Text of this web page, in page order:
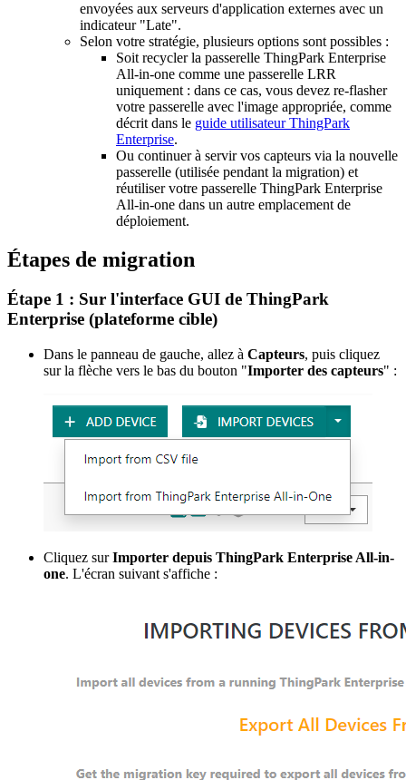
envoyées aux serveurs d'application externes avec un
indicateur "Late".
Selon votre stratégie, plusieurs options sont possibles :
Soit recycler la passerelle ThingPark Enterprise
All-in-one comme une passerelle LRR
uniquement : dans ce cas, vous devez re-flasher
votre passerelle avec l'image appropriée, comme
décrit dans le guide utilisateur ThingPark
Enterprise.
Ou continuer à servir vos capteurs via la nouvelle
passerelle (utilisée pendant la migration) et
réutiliser votre passerelle ThingPark Enterprise
All-in-one dans un autre emplacement de
déploiement.
Étapes de migration
Étape 1 : Sur l'interface GUI de ThingPark
Enterprise (plateforme cible)
Dans le panneau de gauche, allez à Capteurs, puis cliquez
sur la flèche vers le bas du bouton "Importer des capteurs" :
Cliquez surImporter depuis ThingPark Enterprise All-in-
one. L'écran suivant s'affiche :